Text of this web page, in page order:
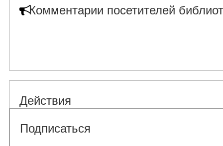
Комментарии посетителей
Действия
Подписаться